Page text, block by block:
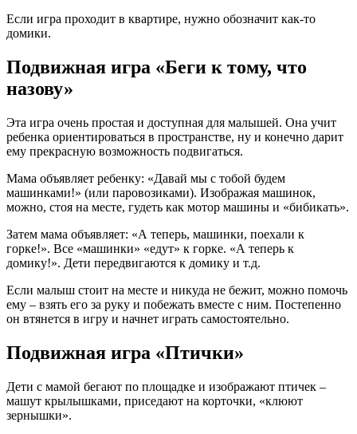
Если игра проходит в квартире, нужно обозначит как-то
домики.
Подвижная игра «Беги к тому, что
назову»
Эта игра очень простая и доступная для малышей. Она учит
ребенка ориентироваться в пространстве, ну и конечно дарит
ему прекрасную возможность подвигаться.
Мама объявляет ребенку: «Давай мы с тобой будем
машинками!» (или паровозиками). Изображая машинок,
можно, стоя на месте, гудеть как мотор машины и «бибикать».
Затем мама объявляет: «А теперь, машинки, поехали к
горке!». Все «машинки» «едут» к горке. «А теперь к
домику!». Дети передвигаются к домику и т.д.
Если малыш стоит на месте и никуда не бежит, можно помочь
ему – взять его за руку и побежать вместе с ним. Постепенно
он втянется в игру и начнет играть самостоятельно.
Подвижная игра «Птички»
Дети с мамой бегают по площадке и изображают птичек –
машут крылышками, приседают на корточки, «клюют
зернышки».